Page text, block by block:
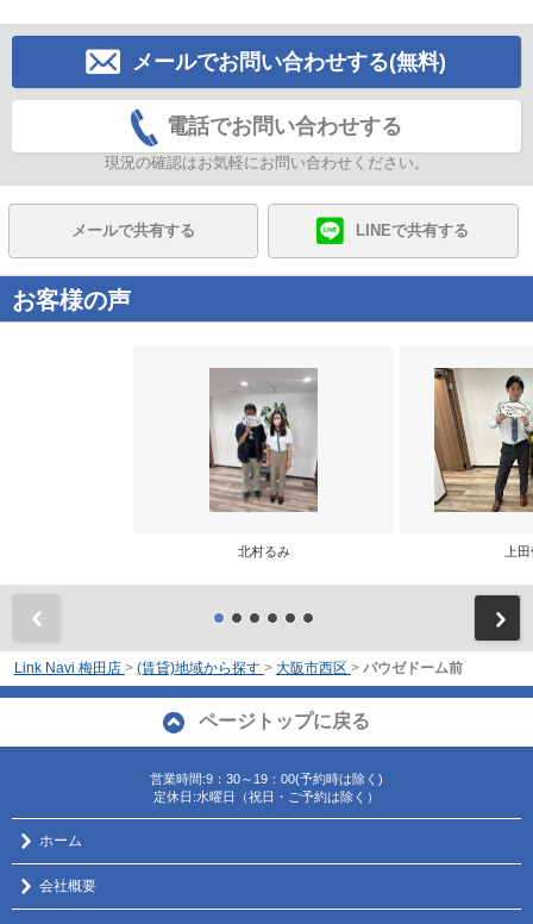
メールでお問い合わせする(無料)
電話でお問い合わせする
現況の確認はお気軽にお問い合わせください。
メールで共有する LINEで共有する
お客様の声
北村るみ 上
Link Navi 梅田店 > (賃貸)地域から探す > 大阪市西区 > パウゼドーム前
ページトップに戻る
営業時間:9：30～19：00(予約時は除く)
定休日:水曜日（祝日・ご予約は除く）
ホーム
会社概要